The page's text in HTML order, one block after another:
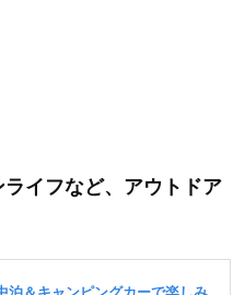
イフなど、アウトドア